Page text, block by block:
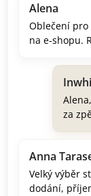
Alena
Oblečení
na e-shopu.
za
Anna
Velký výběr
dodání,